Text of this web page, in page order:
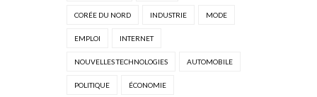
CORÉE DU NORD INDUSTRIE MODE
EMPLOI INTERNET
NOUVELLES TECHNOLOGIES AUTOMOBILE
POLITIQUE ÉCONOMIE